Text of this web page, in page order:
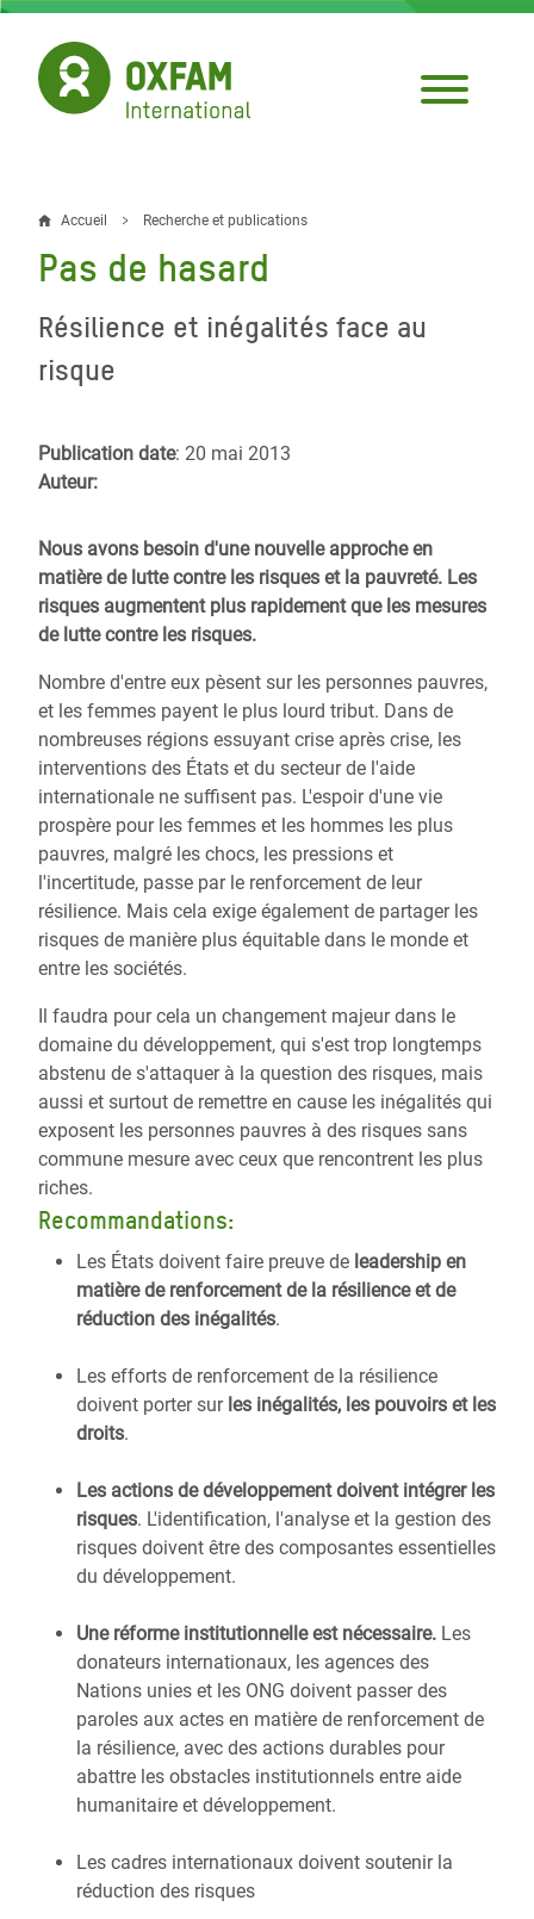
Aller
contenu
principal
Fil
d'Ariane
Accueil Recherche et publications
Pas de hasard
Résilience et inégalités face au
risque
Publication date: 20 mai 2013
Auteur:
Nous avons besoin d'une nouvelle approche en
matière de lutte contre les risques et la pauvreté. Les
risques augmentent plus rapidement que les mesures
de lutte contre les risques.
Nombre d'entre eux pèsent sur les personnes pauvres,
et les femmes payent le plus lourd tribut. Dans de
nombreuses régions essuyant crise après crise, les
interventions des États et du secteur de l'aide
internationale ne suffisent pas. L'espoir d'une vie
prospère pour les femmes et les hommes les plus
pauvres, malgré les chocs, les pressions et
l'incertitude, passe par le renforcement de leur
résilience. Mais cela exige également de partager les
risques de manière plus équitable dans le monde et
entre les sociétés.
Il faudra pour cela un changement majeur dans le
domaine du développement, qui s'est trop longtemps
abstenu de s'attaquer à la question des risques, mais
aussi et surtout de remettre en cause les inégalités qui
exposent les personnes pauvres à des risques sans
commune mesure avec ceux que rencontrent les plus
riches.
Recommandations:
Les États doivent faire preuve de leadership en
matière de renforcement de la résilience et de
réduction des inégalités.
Les efforts de renforcement de la résilience
doivent porter surles inégalités, les pouvoirs et les
droits.
Les actions de développement doivent intégrer les
risques. L'identification, l'analyse et la gestion des
risques doivent être des composantes essentielles
du développement.
Une réforme institutionnelle est nécessaire. Les
donateurs internationaux, les agences des
Nations unies et les ONG doivent passer des
paroles aux actes en matière de renforcement de
la résilience, avec des actions durables pour
abattre les obstacles institutionnels entre aide
humanitaire et développement.
Les cadres internationaux doivent soutenir la
réduction des risques